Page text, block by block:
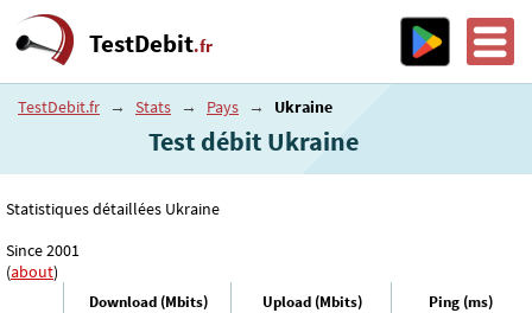
TestDebit.fr
TestDebit.fr → Stats → Pays → Ukraine
Test débit Ukraine
Statistiques détaillées Ukraine
Since 2001
(about)
Download (Mbits) Upload (Mbits)
Ping (ms)